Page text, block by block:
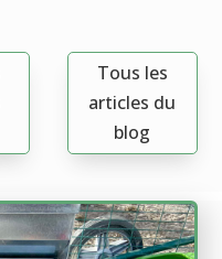
Tous les
articles du
blog